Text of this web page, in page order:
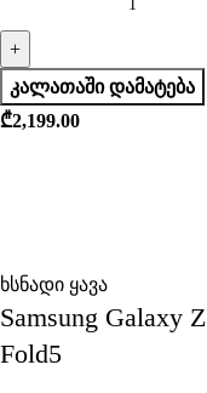
ᲙᲐᲚᲐᲗᲐᲨᲘ ᲓᲐᲛᲐᲢᲔᲑᲐ
₾2,199.00
ხსნადი ყავა
Samsung Galaxy Z
Fold5